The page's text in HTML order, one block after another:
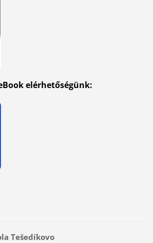
elérhetőségünk:
Tešedíkovo